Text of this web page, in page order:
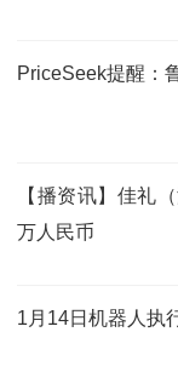
PriceSeek提醒：
【播资讯】佳礼
万人民币
1月14日机器人执